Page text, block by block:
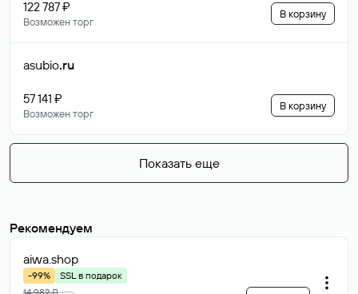
122 787 ₽
Возможен торг
В корзину
asubio.ru
57 141 ₽
Возможен торг
В корзину
Показать еще
Рекомендуем
aiwa.shop
-99%
SSL в подарок